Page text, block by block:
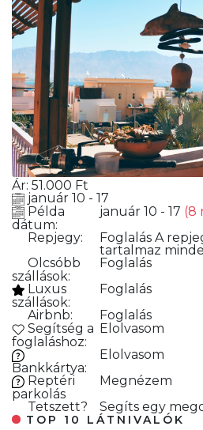
Ár: 51.000 Ft
január 10 - 17
Példa
dátum:
január 10 - 17 (8
Repjegy:
Foglalás A
tartalmaz
Olcsóbb
szállások:
Foglalás
Luxus
szállások:
Foglalás
Airbnb:
Foglalás
Segítség a
foglaláshoz:
Elolvasom
Bankkártya:
Elolvasom
Reptéri
parkolás
Megnézem
Tetszett?
Segíts egy
TOP 10 LÁTNIVALÓK